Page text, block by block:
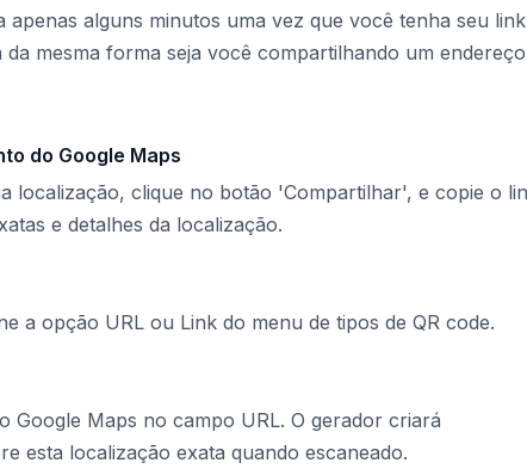
alguns minutos uma vez que você tenha seu
mesma forma seja você compartilhando um endereço
do Google Maps
localização, clique no botão 'Compartilhar', e copie o
e detalhes da localização.
a opção URL ou Link do menu de tipos de QR code.
Google Maps no campo URL. O gerador criará
esta localização exata quando escaneado.